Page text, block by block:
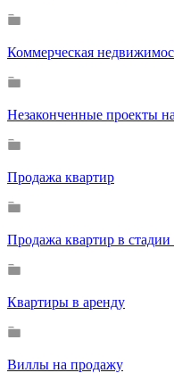
Коммерческая
Незаконченные проекты
Продажа квартир
Продажа квартир в стадии
Квартиры в аренду
Виллы на продажу